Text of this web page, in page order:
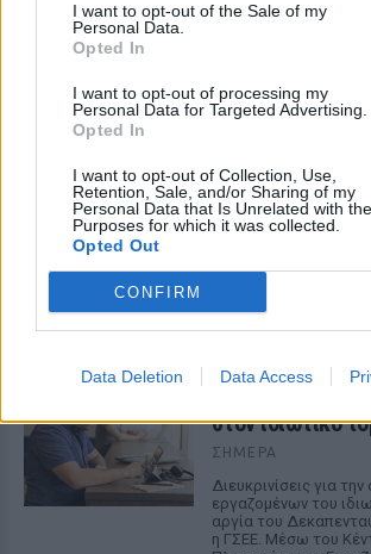
I want to opt-out of the Sale of my
Personal Data.
Opted In
I want to opt-out of processing my
Personal Data for Targeted Advertising.
Opted In
I want to opt-out of Collection, Use,
Retention, Sale, and/or Sharing of my
Personal Data that Is Unrelated with the
Purposes for which it was collected.
Opted Out
CONFIRM
Data Deletion Data Access
ΔΕΙΤΕ ΕΠΙΣΗΣ
ΣΤΗΝ ΙΔΙΑ ΚΑΤΗΓΟΡΙΑ
στον ιδιωτικό
ΣΉΜΕΡΑ
Διευκρινίσεις για
εργαζομένων του
αργία του
η ΓΣΕΕ. Μέσω του